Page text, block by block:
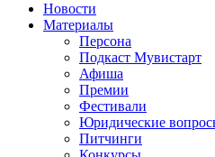
Новости
Материалы
Персона
Подкаст Мувистарт
Афиша
Премии
Фестивали
Юридические
Питчинги